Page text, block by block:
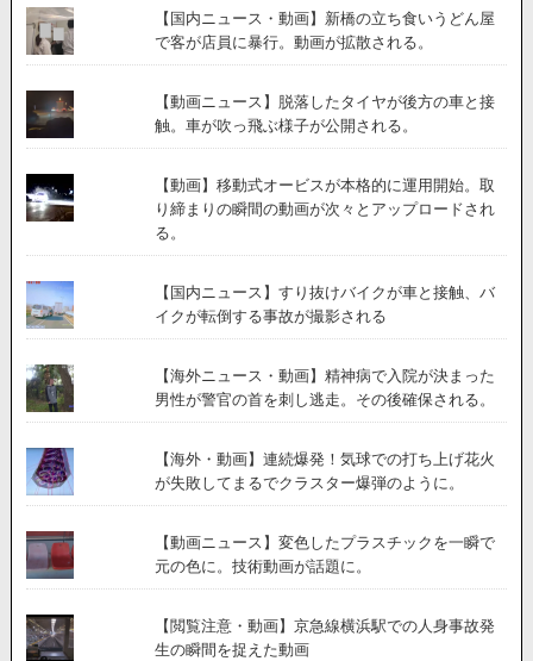
よ
る
事
故。
【国内ニュース・動画】新橋の立ち食いうどん屋
で客が店員に暴行。動画が拡散される。
【動画ニュース】脱落したタイヤが後方の車と接
触。車が吹っ飛ぶ様子が公開される。
【動画】移動式オービスが本格的に運用開始。取
り締まりの瞬間の動画が次々とアップロードされ
る。
【国内ニュース】すり抜けバイクが車と接触、バ
イクが転倒する事故が撮影される
【海外ニュース・動画】精神病で入院が決まった
男性が警官の首を刺し逃走。その後確保される。
【海外・動画】連続爆発！気球での打ち上げ花火
が失敗してまるでクラスター爆弾のように。
【動画ニュース】変色したプラスチックを一瞬で
元の色に。技術動画が話題に。
【閲覧注意・動画】京急線横浜駅での人身事故発
生の瞬間を捉えた動画